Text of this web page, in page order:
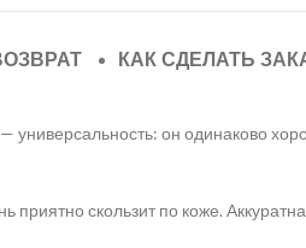
КАК СДЕЛАТЬ
он одинаково
скользит по коже.